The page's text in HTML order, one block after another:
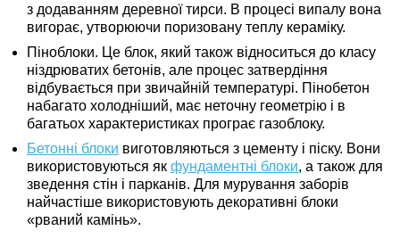
з додаванням деревної тирси. В процесі випалу вона
вигорає, утворюючи поризовану теплу кераміку.
Піноблоки. Це блок, який також відноситься до класу
ніздрюватих бетонів, але процес затвердіння
відбувається при звичайній температурі. Пінобетон
набагато холодніший, має неточну геометрію і в
багатьох характеристиках програє газоблоку.
Бетонні блоки виготовляються з цементу і піску. Вони
використовуються як фундаментні блоки, а також для
зведення стін і парканів. Для мурування заборів
найчастіше використовують декоративні блоки
«рваний камінь».